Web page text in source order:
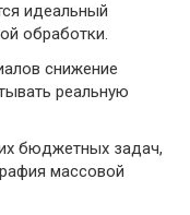
идеальный
обработки.
снижение
реальную
бюджетных задач,
массовой